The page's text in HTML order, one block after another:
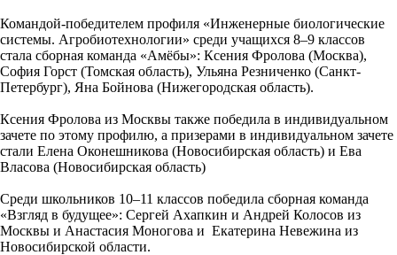
Командой-победителем профиля «Инженерные биологические
системы. Агробиотехнологии» среди учащихся 8–9 классов
стала сборная команда «Амёбы»: Ксения Фролова (Москва),
София Горст (Томская область), Ульяна Резниченко (Санкт-
Петербург), Яна Бойнова (Нижегородская область).
Ксения Фролова из Москвы также победила в индивидуальном
зачете по этому профилю, а призерами в индивидуальном зачете
стали Елена Оконешникова (Новосибирская область) и Ева
Власова (Новосибирская область)
Среди школьников 10–11 классов победила сборная команда
«Взгляд в будущее»: Сергей Ахапкин и Андрей Колосов из
Москвы и Анастасия Моногова и Екатерина Невежина из
Новосибирской области.